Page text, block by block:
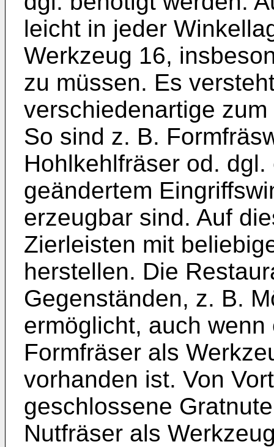
leicht in jeder
Werkzeug 16,
zu müssen. Es
verschiedenartige
So sind z. B.
Hohlkehlfräser od.
geändertem
erzeugbar sind. Auf
Zierleisten mit
herstellen. Die
Gegenständen, z. B.
ermöglicht, auch
Formfräser als
vorhanden ist. Von
geschlossene
Nutfräser als